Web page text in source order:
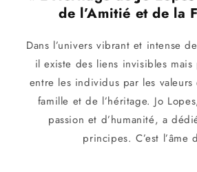
de l’Amitié et de la
Dans l’univers vibrant et intense
il existe des liens invisibles mais
entre les individus par les
famille et de l’héritage. Jo
passion et d’humanité, a
principes. C’est l’âme